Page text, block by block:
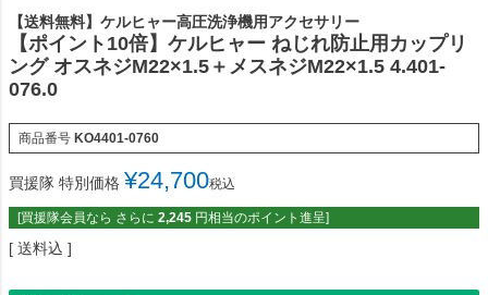
【送料無料】ケルヒャー高圧洗浄機用アクセサリー
【ポイント10倍】ケルヒャー ねじれ防止用カップリ
ング オスネジM22×1.5＋メスネジM22×1.5 4.401-
076.0
商品番号 KO4401-0760
買援隊 特別価格 ¥24,700税込
[買援隊会員なら さらに 2,245 円相当のポイント進呈]
送料込